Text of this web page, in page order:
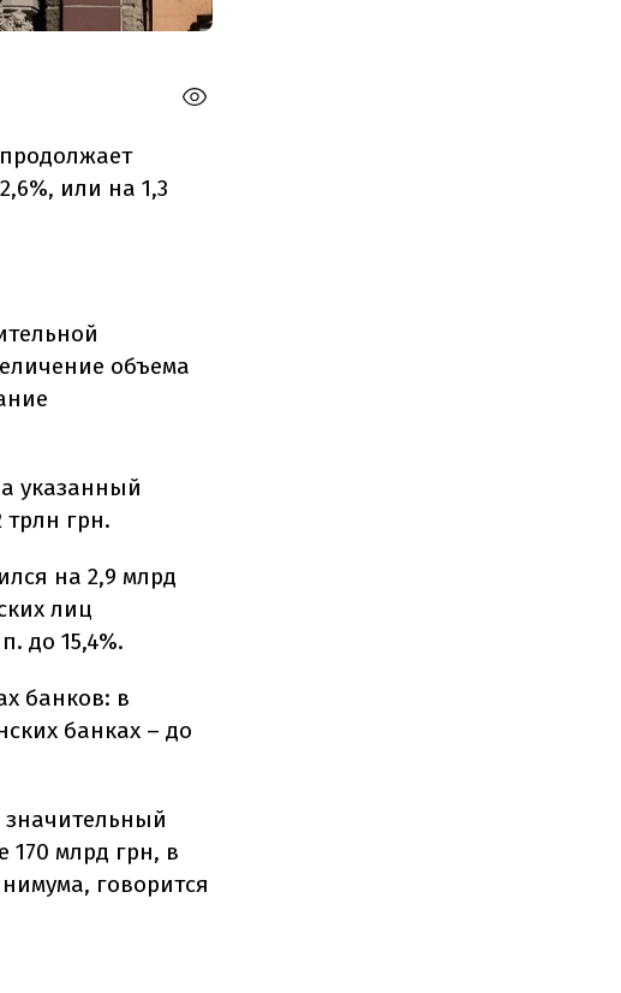
или на 1,3
объема
указанный
трлн грн.
на 2,9 млрд
лиц
до 15,4%.
банков: в
банках – до
значительный
млрд грн, в
говорится